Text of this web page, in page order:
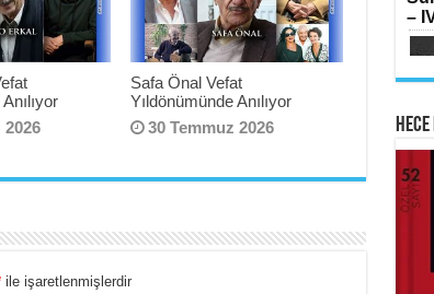
2026
Safa Önal Vefat
Yıldönümünde Anılıyor
30 Temmuz 2026
ile işaretlenmişlerdir
–